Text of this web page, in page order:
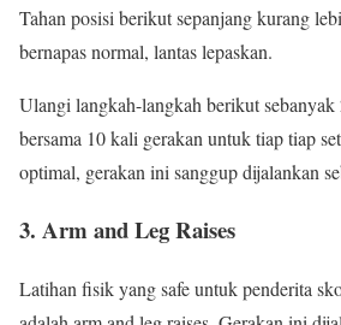
Tahan posisi berikut sepanjang kurang
bernapas normal, lantas lepaskan.
Ulangi langkah-langkah berikut sebanyak
bersama 10 kali gerakan untuk tiap tiap
optimal, gerakan ini sanggup dijalankan
3. Arm and Leg Raises
Latihan fisik yang safe untuk penderita